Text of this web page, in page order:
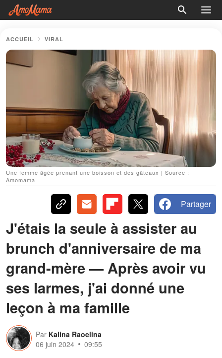
ACCUEIL VIRAL
Une femme âgée prenant une boisson et des gâteaux | Source :
Amomama
Partager
J'étais la seule à assister au
brunch d'anniversaire de ma
grand-mère — Après avoir vu
ses larmes, j'ai donné une
leçon à ma famille
Par Kalina Raoelina
06 juin 2024
09:55